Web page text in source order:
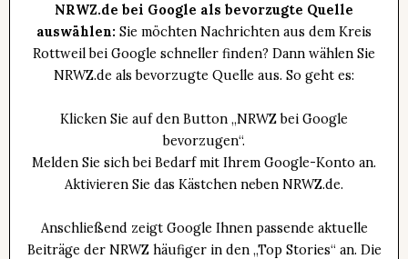
NRWZ.de bei Google als bevorzugte Quelle
auswählen: Sie möchten Nachrichten aus dem Kreis
Rottweil bei Google schneller finden? Dann wählen Sie
NRWZ.de als bevorzugte Quelle aus. So geht es:
Klicken Sie auf den Button „NRWZ bei Google
bevorzugen“.
Melden Sie sich bei Bedarf mit Ihrem Google-Konto an.
Aktivieren Sie das Kästchen neben NRWZ.de.
Anschließend zeigt Google Ihnen passende aktuelle
Beiträge der NRWZ häufiger in den „Top Stories“ an. Die